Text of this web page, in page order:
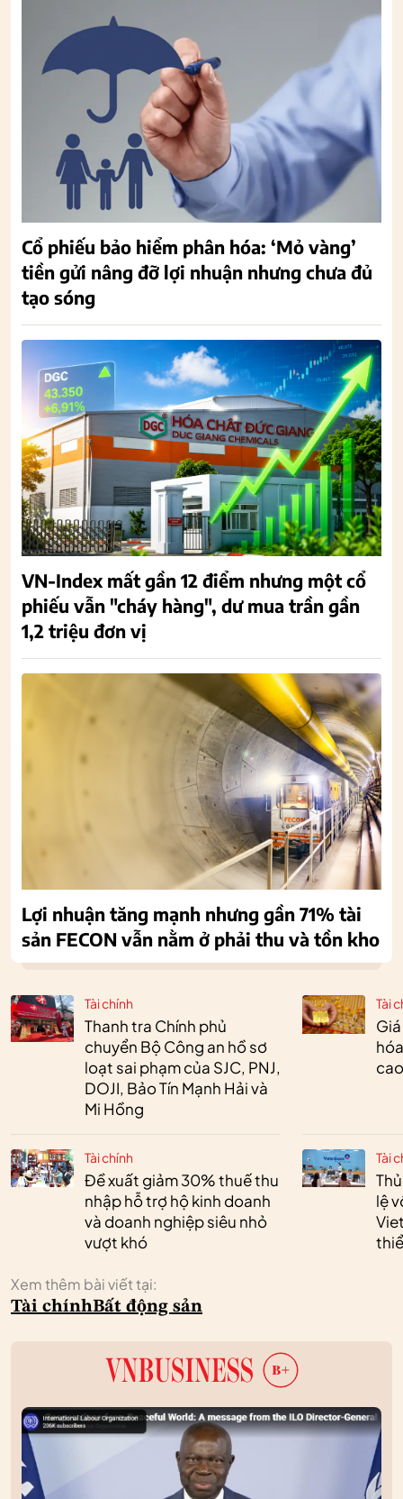
Tài chính
Thanh tra Chính phủ
chuyển Bộ Công an hồ sơ
loạt sai phạm của SJC, PNJ,
DOJI, Bảo Tín Mạnh Hải và
Mi Hồng
Tài chính
Đề xuất giảm 30% thuế thu
nhập hỗ trợ hộ kinh doanh
và doanh nghiệp siêu nhỏ
vượt khó
Tài
Tài
lệ
Xem thêm bài viết tại:
Tài chínhBất động sản
Cổ phiếu bảo hiểm phân hóa: ‘Mỏ vàng’
tiền gửi nâng đỡ lợi nhuận nhưng chưa đủ
tạo sóng
VN-Index mất gần 12 điểm nhưng một cổ
phiếu vẫn "cháy hàng", dư mua trần gần
1,2 triệu đơn vị
Lợi nhuận tăng mạnh nhưng gần 71% tài
sản FECON vẫn nằm ở phải thu và tồn kho